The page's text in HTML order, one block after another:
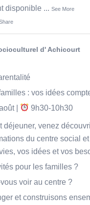
disponible ... See More
d' Achicourt
: vos idées
|
9h30-10h30
déjeuner, venez
du centre social
vos idées et vos
pour les familles ?
voir au centre ?
et construisons